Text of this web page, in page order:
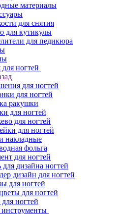
материалы
для снятия
для кутикулы
для педикюра
ногтей
для ногтей
для ногтей
ракушки
для ногтей
для ногтей
для ногтей
накладные
фольга
для ногтей
дизайна ногтей
дизайн для ногтей
для ногтей
для ногтей
ногтей